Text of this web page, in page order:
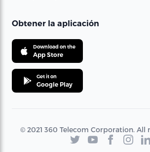
Obtener la aplicación
Download on the
App Store
Get it on
Google Play
© 2021 360 Telecom Corporation. All